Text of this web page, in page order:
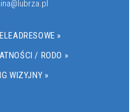
»
/ RODO »
WIZYJNY »